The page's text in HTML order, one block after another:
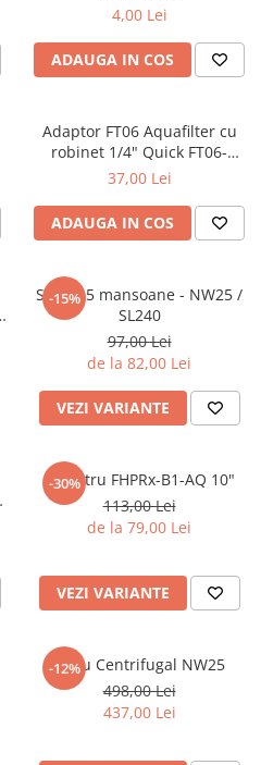
4,00 Lei
ADAUGA IN COS
Adaptor FT06 Aquafilter cu
robinet 1/4" Quick FT06-
14QCV
37,00 Lei
ADAUGA IN COS
-15%
Set de 5 mansoane - NW25 /
SL240
97,00 Lei
de la 82,00 Lei
VEZI VARIANTE
-30%
Set filtru FHPRx-B1-AQ 10"
113,00 Lei
de la 79,00 Lei
VEZI VARIANTE
-12%
Filtru Centrifugal NW25
498,00 Lei
437,00 Lei